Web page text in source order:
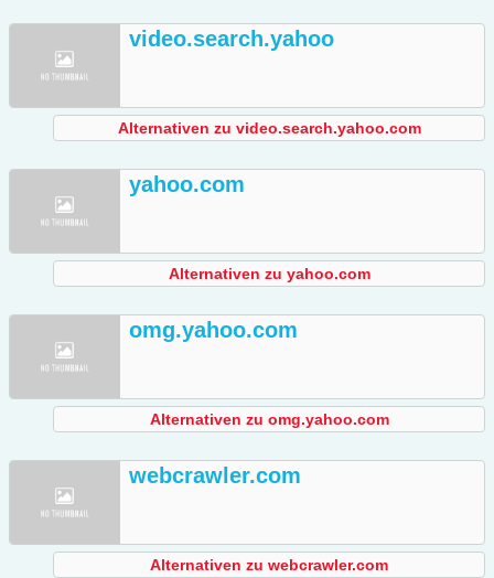
video.search.yahoo
Alternativen zu video.search.yahoo.com
yahoo.com
Alternativen zu yahoo.com
omg.yahoo.com
Alternativen zu omg.yahoo.com
webcrawler.com
Alternativen zu webcrawler.com